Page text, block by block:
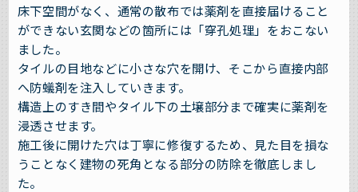
床下空間がなく、通常の散布では薬剤を直接届けること
ができない玄関などの箇所には「穿孔処理」をおこない
ました。
タイルの目地などに小さな穴を開け、そこから直接内部
へ防蟻剤を注入していきます。
構造上のすき間やタイル下の土壌部分まで確実に薬剤を
浸透させます。
施工後に開けた穴は丁寧に修復するため、見た目を損な
うことなく建物の死角となる部分の防除を徹底しまし
た。